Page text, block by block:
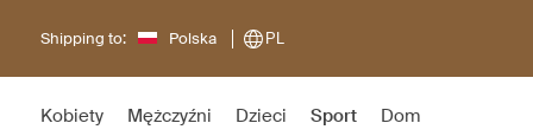
Shipping to: Polska PL
Kobiety Mężczyźni Dzieci Sport Dom